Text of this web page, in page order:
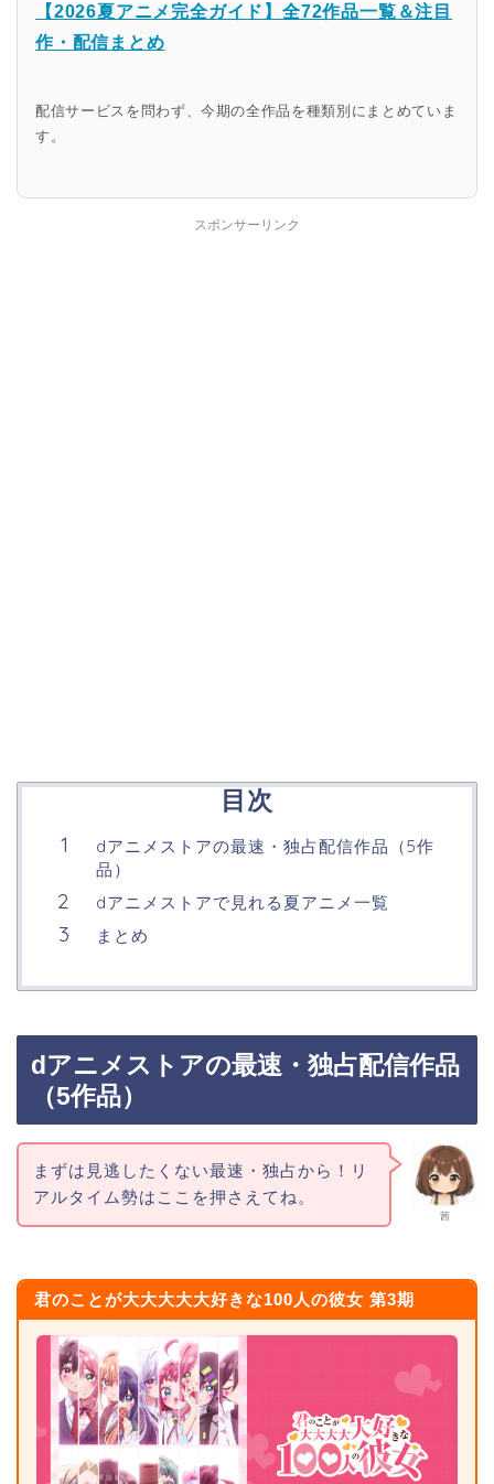
【2026夏アニメ完全ガイド】全72作品一覧＆注目
作・配信まとめ
配信サービスを問わず、今期の全作品を種類別にまとめていま
す。
スポンサーリンク
目次
dアニメストアの最速・独占配信作品（5作
品）
dアニメストアで見れる夏アニメ一覧
まとめ
dアニメストアの最速・独占配信作品
（5作品）
茜
まずは見逃したくない最速・独占から！リ
アルタイム勢はここを押さえてね。
君のことが大大大大大好きな100人の彼女 第3期